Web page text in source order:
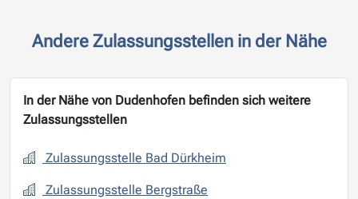
Andere Zulassungsstellen in der Nähe
In der Nähe von Dudenhofen befinden sich weitere
Zulassungsstellen
Zulassungsstelle Bad Dürkheim
Zulassungsstelle Bergstraße